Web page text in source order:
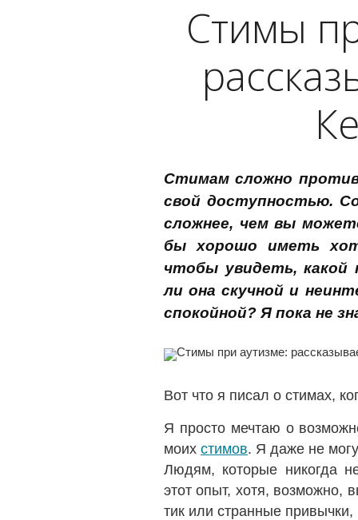
Стимы
Стимам сложно
свой доступностью.
сложнее, чем вы
бы хорошо иметь
чтобы увидеть, какой
ли она скучной и
спокойной? Я пока не
Вот что я писал о стимах,
Я просто мечтаю о
моих стимов. Я даже не
Людям, которые никогда
этот опыт, хотя, возможно,
тик или странные